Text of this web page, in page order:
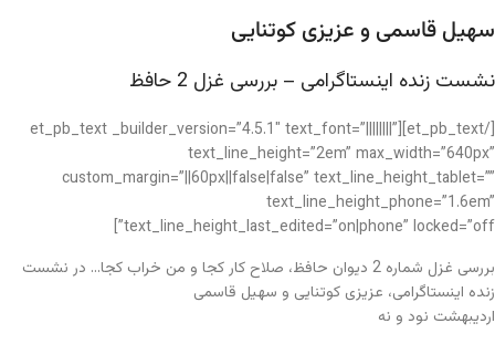
سهیل قاسمی و عزیزی کوتنایی
نشست زنده اینستاگرامی – بررسی غزل 2 حافظ
[/et_pb_text][et_pb_text _builder_version=”4.5.1″ text_font=”||||||||”
text_line_height=”2em” max_width=”640px”
custom_margin=”||60px||false|false” text_line_height_tablet=””
text_line_height_phone=”1.6em”
text_line_height_last_edited=”on|phone” locked=”off”]
بررسی غزل شماره 2 دیوان حافظ، صلاح کار کجا و من خراب کجا… در نشست
زنده اینستاگرامی، عزیزی کوتنایی و سهیل قاسمی
اردیبهشت نود و نه